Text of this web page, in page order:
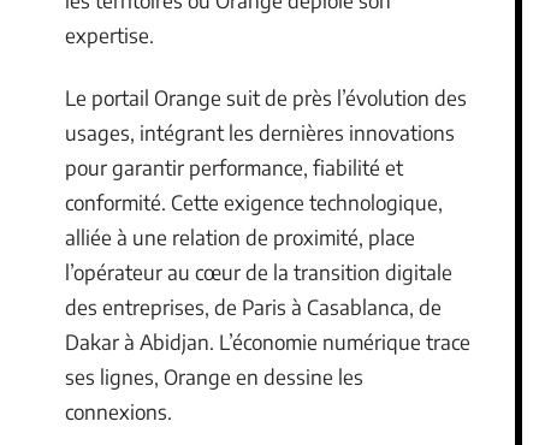
expertise.
Le portail Orange suit de près l’évolution des
usages, intégrant les dernières innovations
pour garantir performance, fiabilité et
conformité. Cette exigence technologique,
alliée à une relation de proximité, place
l’opérateur au cœur de la transition digitale
des entreprises, de Paris à Casablanca, de
Dakar à Abidjan. L’économie numérique trace
ses lignes, Orange en dessine les
connexions.